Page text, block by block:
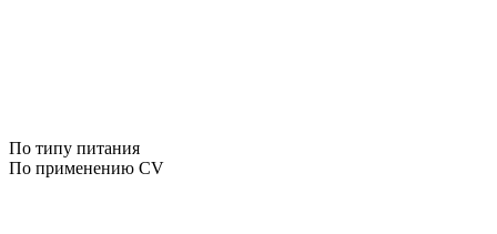
По типу питания
По применению CV